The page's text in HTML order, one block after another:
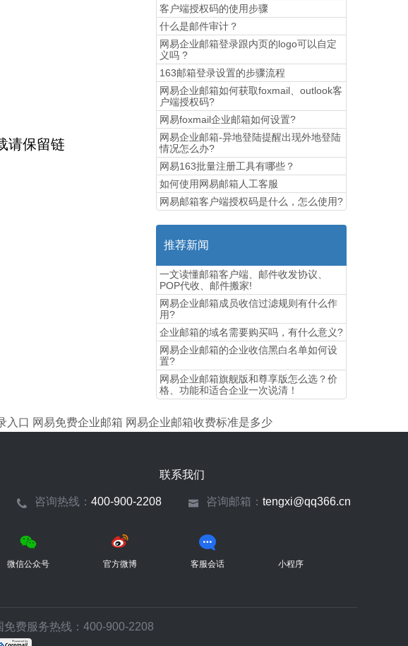
请保留链
​客户端授权码的使用步骤
什么是邮件审计？
网易企业邮箱登录跟内页的logo可以自定
义吗 ?
163邮箱登录设置的步骤流程
网易企业邮箱如何获取foxmail、outlook客
户端授权码?
网易foxmail企业邮箱如何设置?
网易企业邮箱-异地登陆提醒出现外地登陆
情况怎么办?
网易163批量注册工具有哪些？
如何使用网易邮箱人工客服
网易邮箱客户端授权码是什么，怎么使用?
推荐新闻
一文读懂邮箱客户端、邮件收发协议、
POP代收、邮件搬家!
网易企业邮箱成员收信过滤规则有什么作
用?
企业邮箱的域名需要购买吗，有什么意义?
网易企业邮箱的企业收信黑白名单如何设
置?
​网易企业邮箱旗舰版和尊享版怎么选？价
格、功能和适合企业一次说清！
入口 网易免费企业邮箱 网易企业邮箱收费标准是多少
联系我们
咨询热线： 400-900-2208 咨询邮箱： tengxi@qq366.cn
微信公众号 官方微博 客服会话 小程序
费服务热线：400-900-2208